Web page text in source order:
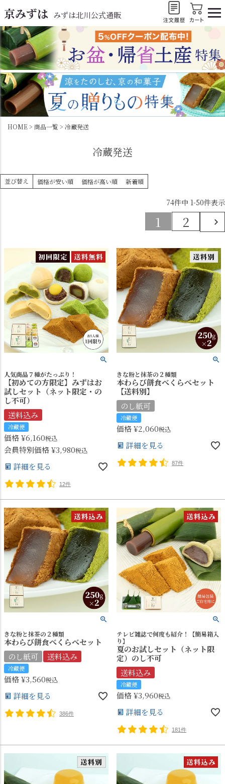
京みずは みずは北川公式通販
HOME 商品一覧 冷蔵発送
冷蔵発送
並び替え 価格が安い順 価格が高い順 新着順
74件中 1-50件表示
1 2
人気商品７種がたっぷり！
【初めての方限定】みずはお
試しセット（ネット限定・の
し不可）
送料込み
冷蔵便
価格¥6,160税込
会員特別価格¥3,980税込
詳細を見る
12件
きな粉と抹茶の２種類
本わらび餅食べくらべセット
【送料別】
のし紙可
冷蔵便
価格¥2,060税込
詳細を見る
87件
きな粉と抹茶の２種類
本わらび餅食べくらべセット
のし紙可
送料込み
冷蔵便
価格¥3,560税込
詳細を見る
386件
テレビ雑誌で何度も紹介！【簡易箱入
り】
夏のお試しセット（ネット限
定）のし不可
送料込み
冷蔵便
価格¥3,960税込
詳細を見る
181件